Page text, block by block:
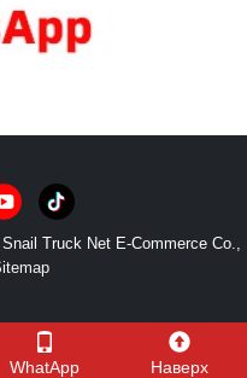
WhatApp Наверх
Truck Net E-Commerce Co.,